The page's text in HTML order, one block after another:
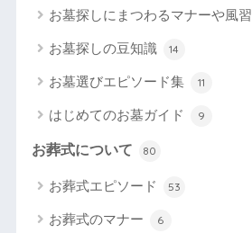
お墓探しにまつわるマナーや風習
お墓探しの豆知識 14
お墓選びエピソード集 11
はじめてのお墓ガイド 9
お葬式について 80
お葬式エピソード 53
お葬式のマナー 6